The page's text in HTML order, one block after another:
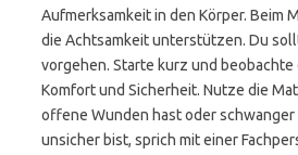
Aufmerksamkeit in den Körper. Beim
die Achtsamkeit unterstützen. Du
vorgehen. Starte kurz und
Komfort und Sicherheit. Nutze die
offene Wunden hast oder schwanger
unsicher bist, sprich mit einer